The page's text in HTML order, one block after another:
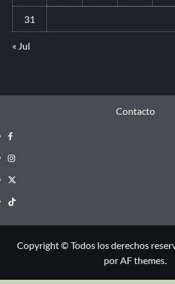
31
« Jul
Contacto
Copyright © Todos los derechos
por AF themes.